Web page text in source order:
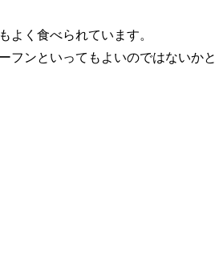
よく食べられています。
フンといってもよいのではないかと